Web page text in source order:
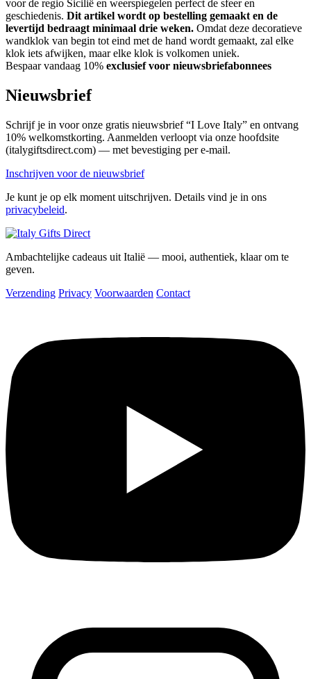
voor de regio Sicilië en weerspiegelen perfect de sfeer en
geschiedenis. Dit artikel wordt op bestelling gemaakt en de
levertijd bedraagt minimaal drie weken. Omdat deze decoratieve
wandklok van begin tot eind met de hand wordt gemaakt, zal elke
klok iets afwijken, maar elke klok is volkomen uniek.
Bespaar vandaag 10% exclusief voor nieuwsbriefabonnees
Nieuwsbrief
Schrijf je in voor onze gratis nieuwsbrief “I Love Italy” en ontvang
10% welkomstkorting. Aanmelden verloopt via onze hoofdsite
(italygiftsdirect.com) — met bevestiging per e-mail.
Inschrijven voor de nieuwsbrief
Je kunt je op elk moment uitschrijven. Details vind je in ons
privacybeleid.
Ambachtelijke cadeaus uit Italië — mooi, authentiek, klaar om te
geven.
Verzending Privacy Voorwaarden Contact